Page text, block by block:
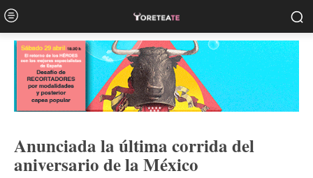
Anunciada la última corrida del
aniversario de la México